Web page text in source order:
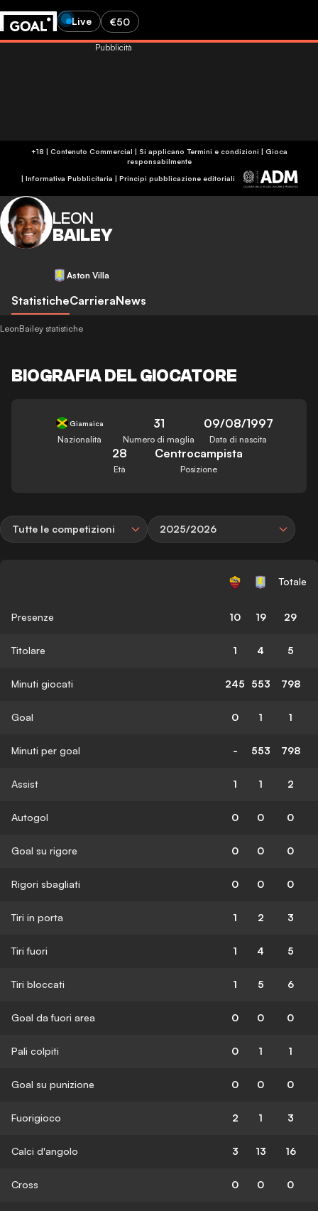
Live €50
+18 | Contenuto Commercial | Si applicano Termini e condizioni | Gioca
responsabilmente
| Informativa Pubblicitaria | Principi pubblicazione editoriali
Pubblicità
LEON
BAILEY
Aston Villa
StatisticheCarrieraNews
LeonBailey statistiche
BIOGRAFIA DEL GIOCATORE
Giamaica
Nazionalità
31
Numero di maglia
09/08/1997
Data di nascita
28
Età
Centrocampista
Posizione
Tutte le competizioni 2025/2026
Totale
Presenze 10 19 29
Titolare 1 4 5
Minuti giocati 245 553 798
Goal 0 1 1
Minuti per goal - 553 798
Assist 1 1 2
Autogol 0 0 0
Goal su rigore 0 0 0
Rigori sbagliati 0 0 0
Tiri in porta 1 2 3
Tiri fuori 1 4 5
Tiri bloccati 1 5 6
Goal da fuori area 0 0 0
Pali colpiti 0 1 1
Goal su punizione 0 0 0
Fuorigioco 2 1 3
Calci d'angolo 3 13 16
Cross 0 0 0